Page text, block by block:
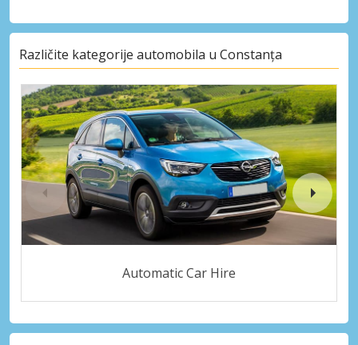
Različite kategorije automobila u Constanța
Automatic Car Hire